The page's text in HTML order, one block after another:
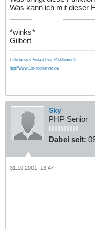
Was kann ich mit dieser
*winks*
Gilbert
Hilfe für eine Vielzahl von Problemen!!!
http://www.1st-rootserver.de/
Sky
PHP Senior
Dabei seit:
31.10.2001, 13:47